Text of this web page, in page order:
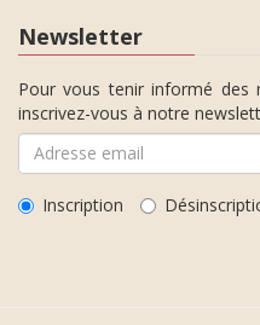
Newsletter
Pour vous tenir informé des
inscrivez-vous à notre
Inscription